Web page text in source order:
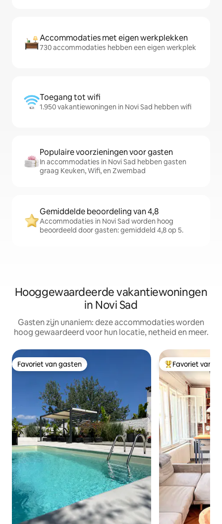
Accommodaties met eigen werkplekken
730 accommodaties hebben een eigen werkplek
Toegang tot wifi
1.950 vakantiewoningen in Novi Sad hebben wifi
Populaire voorzieningen voor gasten
In accommodaties in Novi Sad hebben gasten
graag Keuken, Wifi, en Zwembad
Gemiddelde beoordeling van 4,8
Accommodaties in Novi Sad worden hoog
beoordeeld door gasten: gemiddeld 4,8 op 5.
Hooggewaardeerde vakantiewoningen
in Novi Sad
Gasten zijn unaniem: deze accommodaties worden
hoog gewaardeerd voor hun locatie, netheid en meer.
Favoriet van gasten
Favoriet van gasten Topfavoriet van
Favoriet van